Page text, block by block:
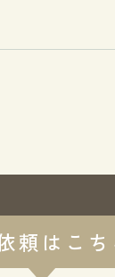
頼はこち